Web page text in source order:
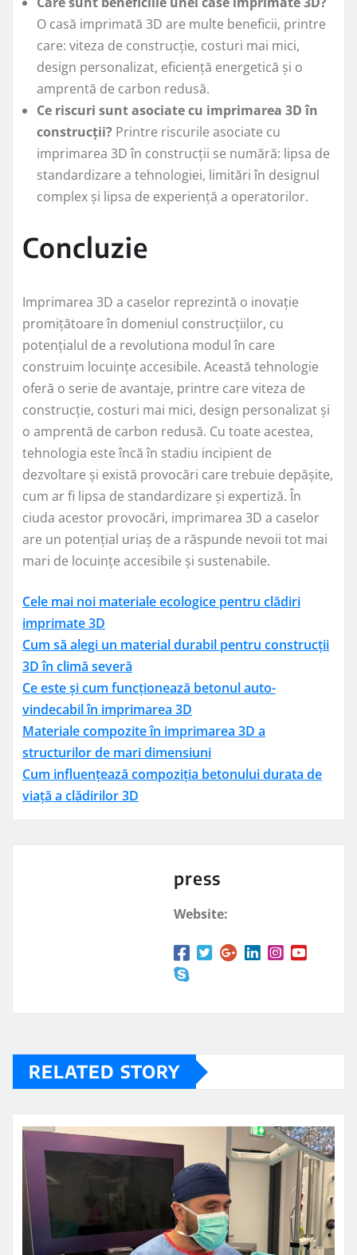
O casă imprimată 3D are multe beneficii, printre
care: viteza de construcție, costuri mai mici,
design personalizat, eficiență energetică și o
amprentă de carbon redusă.
Ce riscuri sunt asociate cu imprimarea 3D în
construcții? Printre riscurile asociate cu
imprimarea 3D în construcții se numără: lipsa de
standardizare a tehnologiei, limitări în designul
complex și lipsa de experiență a operatorilor.
Concluzie
Imprimarea 3D a caselor reprezintă o inovație
promițătoare în domeniul construcțiilor, cu
potențialul de a revolutiona modul în care
construim locuințe accesibile. Această tehnologie
oferă o serie de avantaje, printre care viteza de
construcție, costuri mai mici, design personalizat și
o amprentă de carbon redusă. Cu toate acestea,
tehnologia este încă în stadiu incipient de
dezvoltare și există provocări care trebuie depășite,
cum ar fi lipsa de standardizare și expertiză. În
ciuda acestor provocări, imprimarea 3D a caselor
are un potențial uriaș de a răspunde nevoii tot mai
mari de locuințe accesibile și sustenabile.
Cele mai noi materiale ecologice pentru clădiri
imprimate 3D
Cum să alegi un material durabil pentru construcții
3D în climă severă
Ce este și cum funcționează betonul auto-
vindecabil în imprimarea 3D
Materiale compozite în imprimarea 3D a
structurilor de mari dimensiuni
Cum influențează compoziția betonului durata de
viață a clădirilor 3D
press
Website:
RELATED STORY